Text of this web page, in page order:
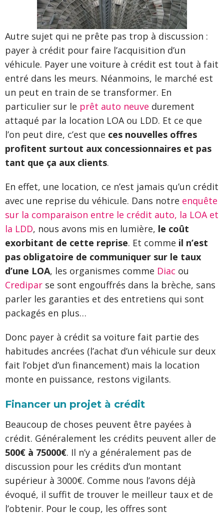
Autre sujet qui ne prête pas trop à discussion :
payer à crédit pour faire l’acquisition d’un
véhicule. Payer une voiture à crédit est tout à fait
entré dans les meurs. Néanmoins, le marché est
un peut en train de se transformer. En
particulier sur le prêt auto neuve durement
attaqué par la location LOA ou LDD. Et ce que
l’on peut dire, c’est que ces nouvelles offres
profitent surtout aux concessionnaires et pas
tant que ça aux clients.
En effet, une location, ce n’est jamais qu’un crédit
avec une reprise du véhicule. Dans notre enquête
sur la comparaison entre le crédit auto, la LOA et
la LDD, nous avons mis en lumière, le coût
exorbitant de cette reprise. Et comme il n’est
pas obligatoire de communiquer sur le taux
d’une LOA, les organismes comme Diac ou
Credipar se sont engouffrés dans la brèche, sans
parler les garanties et des entretiens qui sont
packagés en plus…
Donc payer à crédit sa voiture fait partie des
habitudes ancrées (l’achat d’un véhicule sur deux
fait l’objet d’un financement) mais la location
monte en puissance, restons vigilants.
Financer un projet à crédit
Beaucoup de choses peuvent être payées à
crédit. Généralement les crédits peuvent aller de
500€ à 75000€. Il n’y a généralement pas de
discussion pour les crédits d’un montant
supérieur à 3000€. Comme nous l’avons déjà
évoqué, il suffit de trouver le meilleur taux et de
l’obtenir. Pour le coup, les offres sont